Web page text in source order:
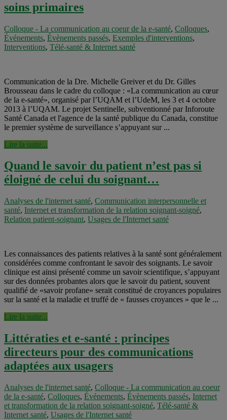
soins primaires
Colloque - La communication au coeur de la e-santé, Colloques,
Événements, Évènements passés, Exemples d'interventions,
Interventions, Télé-santé & Internet santé
Communication de la Dre. Michelle Greiver et du Dr. Gilles
Brousseau dans le cadre du colloque : «La communication au cœur
de la e-santé», organisé par l’UQAM et l’UdeM, les 3 et 4 octobre
2013 à l’UQAM. Le projet Sentinelle, subventionné par Inforoute
Santé Canada et l'agence de la santé publique du Canada, constitue
le premier système de surveillance s’appuyant sur ...
Lire la suite...
Quand le savoir du patient n’est pas si
éloigné de celui du soignant…
Analyses de l'internet santé, Communication interpersonnelle et
santé, Internet et transformation de la relation soignant-soigné,
Relation patient-soignant, Usages de l'Internet santé
Les connaissances des patients relatives à la santé sont généralement
considérées comme confrontant le savoir des soignants. Le savoir
clinique est ainsi présenté comme un savoir scientifique, s’appuyant
sur des données probantes alors que le savoir du patient, souvent
qualifié de «savoir profane» serait constitué de croyances populaires
sur la santé et la maladie et truffé de « fausses croyances » que le ...
Lire la suite...
Littératies et e-santé : principes
directeurs pour des communications
adaptées aux usagers
Analyses de l'internet santé, Colloque - La communication au coeur
de la e-santé, Colloques, Événements, Évènements passés, Internet
et transformation de la relation soignant-soigné, Télé-santé &
Internet santé, Usages de l'Internet santé